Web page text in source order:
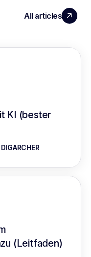
All articles
KI (bester
(Leitfaden)